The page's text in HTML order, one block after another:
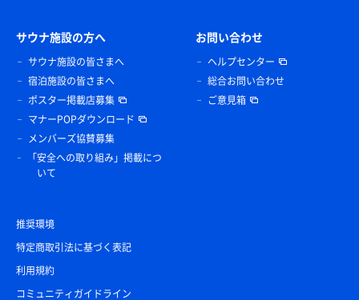
サウナ施設の方へ
サウナ施設の皆さまへ
宿泊施設の皆さまへ
ポスター掲載店募集
マナーPOPダウンロード
メンバーズ協賛募集
「安全への取り組み」掲載につ
いて
お問い合わせ
ヘルプセンター
総合お問い合わせ
ご意見箱
推奨環境
特定商取引法に基づく表記
利用規約
コミュニティガイドライン